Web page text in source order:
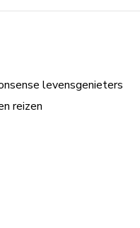
levensgenieters
reizen